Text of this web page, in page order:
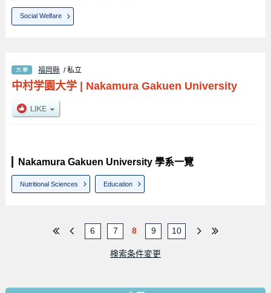
Social Welfare
福岡縣 / 私立
中村学園大学| Nakamura Gakuen University
Nakamura Gakuen University 學系一覽
Nutritional Sciences Education
6 7 8 9 10
検索条件変更